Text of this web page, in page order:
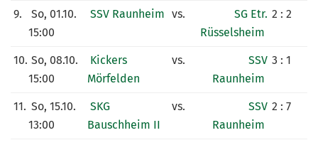
9.
So, 01.10.
15:00
SSV Raunheim vs.
SG Etr.
Rüsselsheim
2 : 2
10. So, 08.10.
15:00
Kickers
Mörfelden
vs.
SSV
Raunheim
3 : 1
11. So, 15.10.
13:00
SKG
Bauschheim II
vs.
SSV
Raunheim
2 : 7